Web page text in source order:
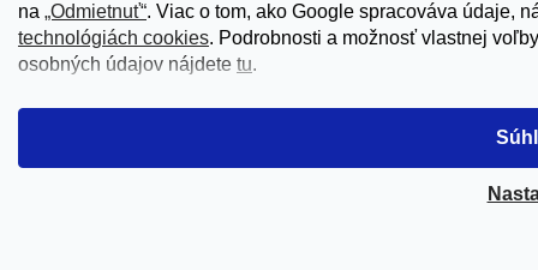
na „Odmietnuť“. Viac o tom, ako Google spracováva údaje,
technológiách cookies. Podrobnosti a možnosť vlastnej
osobných údajov nájdete tu.